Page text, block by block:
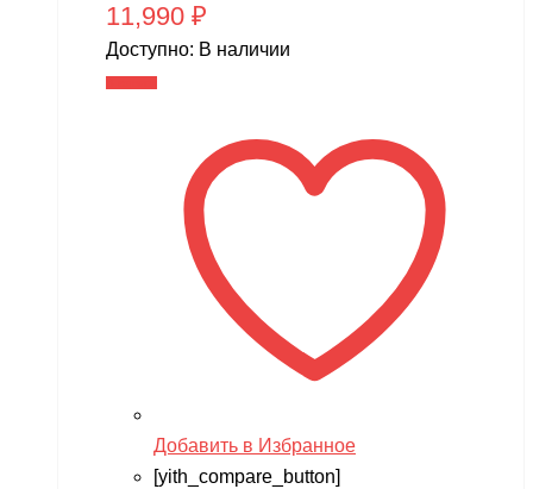
11,990 ₽
Доступно: В наличии
Добавить в Избранное
[yith_compare_button]